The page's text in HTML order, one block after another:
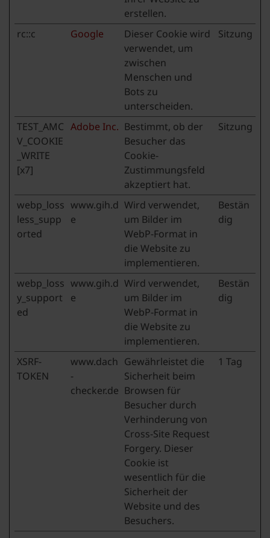
erstellen.
rc::c
Google
Dieser Cookie wird
verwendet, um
zwischen
Menschen und
Bots zu
unterscheiden.
Sitzung
TEST_AMC
V_COOKIE
_WRITE
[x7]
Adobe Inc. Bestimmt, ob der
Besucher das
Cookie-
Zustimmungsfeld
akzeptiert hat.
Sitzung
webp_loss
less_supp
orted
www.gih.d
e
Wird verwendet,
um Bilder im
WebP-Format in
die Website zu
implementieren.
Bestän
dig
webp_loss
y_support
ed
www.gih.d
e
Wird verwendet,
um Bilder im
WebP-Format in
die Website zu
implementieren.
Bestän
dig
XSRF-
TOKEN
www.dach
-
checker.de
Gewährleistet die
Sicherheit beim
Browsen für
Besucher durch
Verhinderung von
Cross-Site Request
Forgery. Dieser
Cookie ist
wesentlich für die
Sicherheit der
Website und des
Besuchers.
1 Tag